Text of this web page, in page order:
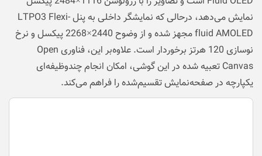
نمایش می‌دهد، درحالی که نمایشگر داخلی به پنل LTPO3 Flexi-
fluid AMOLED مجهز شده و از وضوح 2440×2268 پیکسل و نرخ
نوسازی 120 هرتز برخوردار است. علاوه‌بر این، فناوری Open
Canvas تعبیه شده در این گوشی، امکان انجام چندوظیفه‌ای
یکپارچه در صفحه‌نمایش تقسیم‌شده را فراهم می‌کند.